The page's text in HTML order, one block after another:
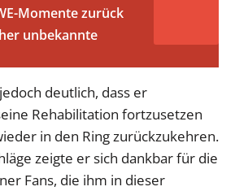
Momente zurück
unbekannte
deutlich, dass er
Rehabilitation fortzusetzen
in den Ring zurückzukehren.
zeigte er sich dankbar für die
Fans, die ihm in dieser